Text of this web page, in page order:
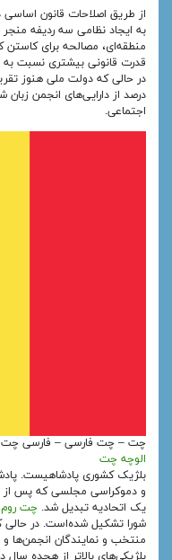
به ایجاد نظامی سه ردیفه
منطقه‌ای، مصالحه برای کاستن
قدرت قانونی بیشتری نسبت به
درصد از دارایی‌های انجمن
اجتماعی.
چت – چت فارسی – فارسی
الوچه چت
بلژیک کشوری پادشاهیست.
و دموکراسی مجلسی که پس از
یک اتحادیه تبدیل شد. چت روم
شورا تشکیل شده‌است. در حالی
منتخب و نمایندگان انجمن‌ها
بلژیکی‌های بالاتر از هجده